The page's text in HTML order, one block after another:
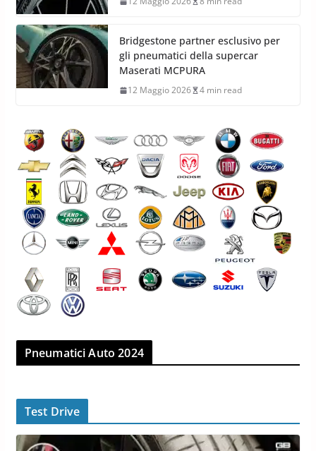
Hankook Ventus evo Z: gomme
super sport strada-pista
12 Maggio 2026 8 min read
gli pneumatici della supercar
Maserati MCPURA
12 Maggio 2026 4 min read
Pneumatici Auto 2024